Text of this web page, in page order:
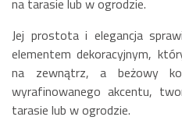
na tarasie lub w ogrodzie.
Jej prostota i elegancja
elementem dekoracyjnym,
na zewnątrz, a beżowy
wyrafinowanego akcentu,
tarasie lub w ogrodzie.